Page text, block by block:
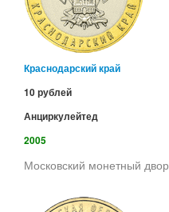
Краснодарский край
10 рублей
Анциркулейтед
2005
Московский монетный двор